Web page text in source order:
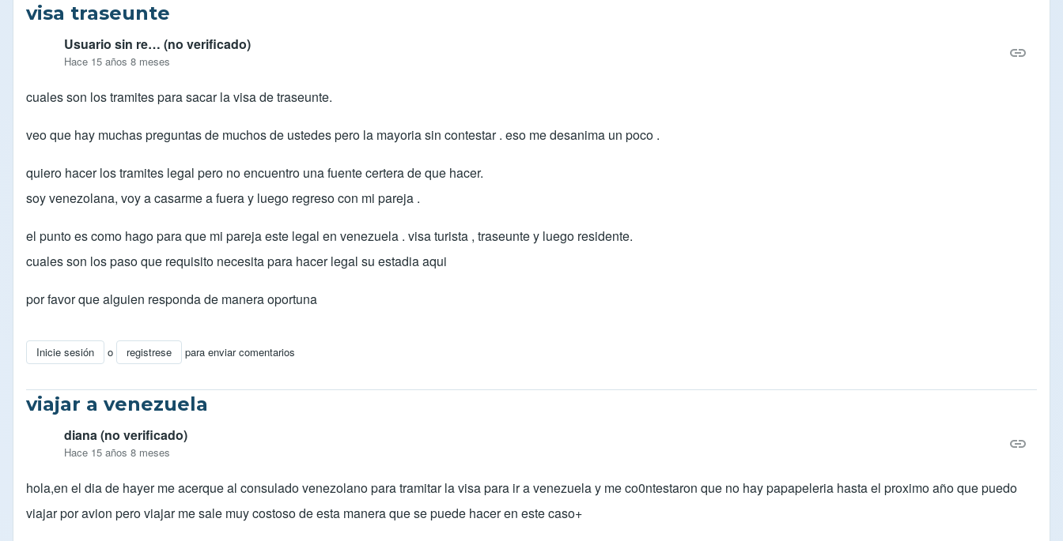
visa traseunte
Usuario sin re… (no verificado)
Hace 15 años 8 meses
cuales son los tramites para sacar la visa de traseunte.
veo que hay muchas preguntas de muchos de ustedes pero la mayoria sin contestar . eso me desanima un poco .
quiero hacer los tramites legal pero no encuentro una fuente certera de que hacer.
soy venezolana, voy a casarme a fuera y luego regreso con mi pareja .
el punto es como hago para que mi pareja este legal en venezuela . visa turista , traseunte y luego residente.
cuales son los paso que requisito necesita para hacer legal su estadia aqui
por favor que alguien responda de manera oportuna
Inicie sesión o registrese para enviar comentarios
viajar a venezuela
diana (no verificado)
Hace 15 años 8 meses
hola,en el dia de hayer me acerque al consulado venezolano para tramitar la visa para ir a venezuela y me co0ntestaron que no hay papapeleria hasta el proximo año que puedo
viajar por avion pero viajar me sale muy costoso de esta manera que se puede hacer en este caso+